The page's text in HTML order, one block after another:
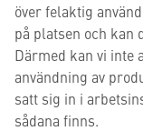
över felaktig
på platsen och kan
Därmed kan vi inte
användning av
satt sig in i
sådana finns.